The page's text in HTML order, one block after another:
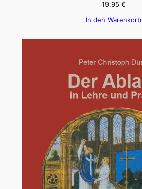
19,95 €
In den Warenkorb